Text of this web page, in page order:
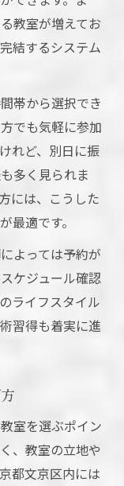
教室が増えてお
結するシステム
帯から選択でき
でも気軽に参加
れど、別日に振
多く見られま
には、こうした
最適です。
よっては予約が
ケジュール確認
ライフスタイル
習得も着実に進
室を選ぶポイン
、教室の立地や
都文京区内には